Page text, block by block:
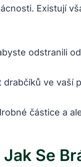
Existují
odstranili
ve vaší
částice a
Jak Se